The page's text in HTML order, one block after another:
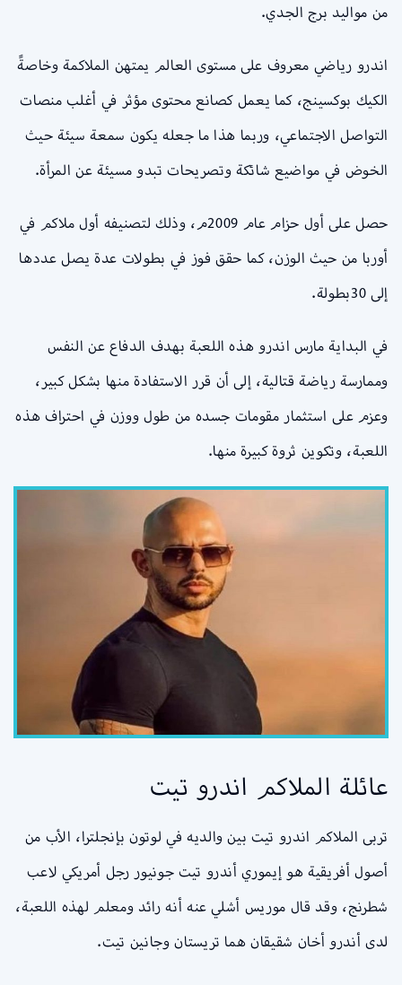
من مواليد برج الجدي.
اندرو رياضي معروف على مستوى العالم يمتهن الملاكمة وخاصةً
الكيك بوكسينج، كما يعمل كصانع محتوى مؤثر في أغلب منصات
التواصل الاجتماعي، وربما هذا ما جعله يكون سمعة سيئة حيث
الخوض في مواضيع شائكة وتصريحات تبدو مسيئة عن المرأة.
حصل على أول حزام عام 2009م، وذلك لتصنيفه أول ملاكم في
أوربا من حيث الوزن، كما حقق فوز في بطولات عدة يصل عددها
إلى 30بطولة.
في البداية مارس اندرو هذه اللعبة بهدف الدفاع عن النفس
وممارسة رياضة قتالية، إلى أن قرر الاستفادة منها بشكل كبير،
وعزم على استثمار مقومات جسده من طول ووزن في احتراف هذه
اللعبة، وتكوين ثروة كبيرة منها.
عائلة الملاكم اندرو تيت
تربى الملاكم اندرو تيت بين والديه في لوتون بإنجلترا، الأب من
أصول أفريقية هو إيموري أندرو تيت جونيور رجل أمريكي لاعب
شطرنج، وقد قال موريس أشلي عنه أنه رائد ومعلم لهذه اللعبة،
لدى أندرو أخان شقيقان هما تريستان وجانين تيت.